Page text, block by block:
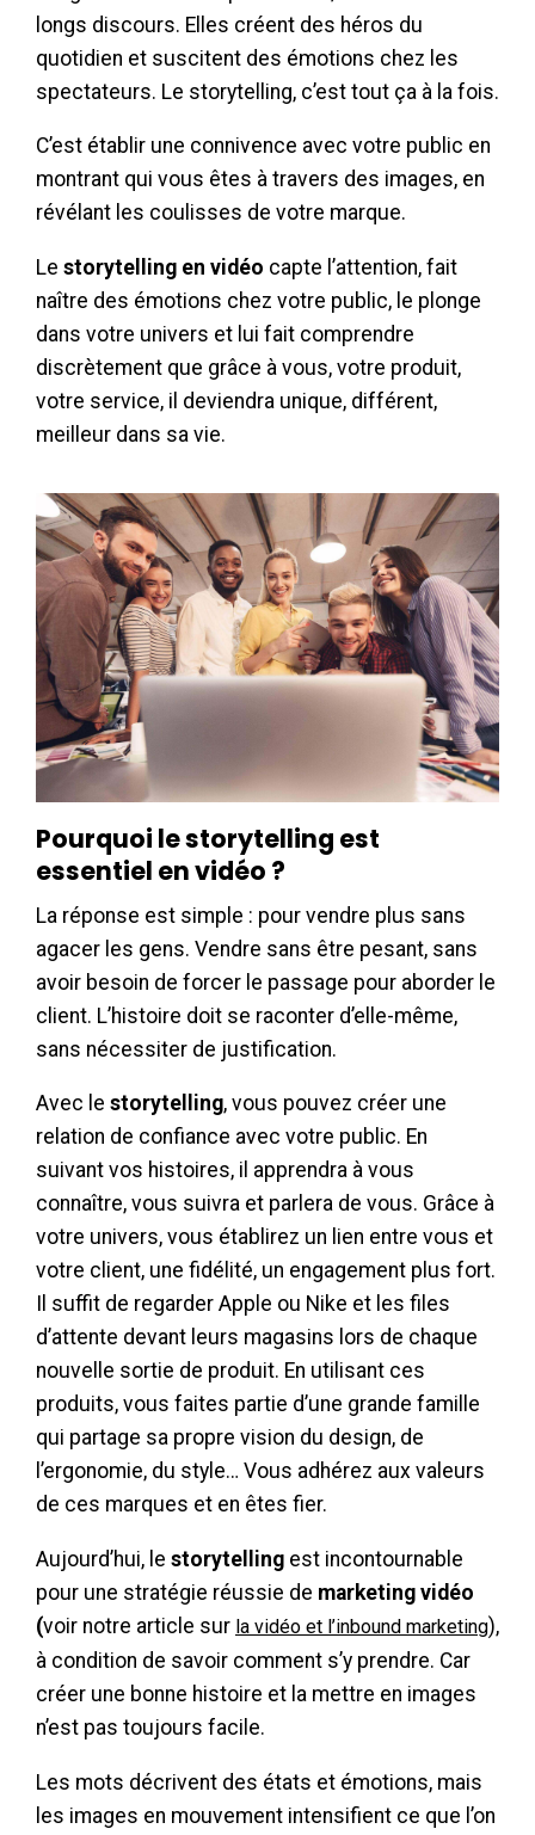
longs discours. Elles créent des héros du
quotidien et suscitent des émotions chez les
spectateurs. Le storytelling, c’est tout ça à la fois.
C’est établir une connivence avec votre public en
montrant qui vous êtes à travers des images, en
révélant les coulisses de votre marque.
Le storytelling en vidéo capte l’attention, fait
naître des émotions chez votre public, le plonge
dans votre univers et lui fait comprendre
discrètement que grâce à vous, votre produit,
votre service, il deviendra unique, différent,
meilleur dans sa vie.
Pourquoi le storytelling est
essentiel en vidéo ?
La réponse est simple : pour vendre plus sans
agacer les gens. Vendre sans être pesant, sans
avoir besoin de forcer le passage pour aborder le
client. L’histoire doit se raconter d’elle-même,
sans nécessiter de justification.
Avec le storytelling, vous pouvez créer une
relation de confiance avec votre public. En
suivant vos histoires, il apprendra à vous
connaître, vous suivra et parlera de vous. Grâce à
votre univers, vous établirez un lien entre vous et
votre client, une fidélité, un engagement plus fort.
Il suffit de regarder Apple ou Nike et les files
d’attente devant leurs magasins lors de chaque
nouvelle sortie de produit. En utilisant ces
produits, vous faites partie d’une grande famille
qui partage sa propre vision du design, de
l’ergonomie, du style… Vous adhérez aux valeurs
de ces marques et en êtes fier.
Aujourd’hui, le storytelling est incontournable
pour une stratégie réussie de marketing vidéo
(voir notre article sur la vidéo et l’inbound marketing),
à condition de savoir comment s’y prendre. Car
créer une bonne histoire et la mettre en images
n’est pas toujours facile.
Les mots décrivent des états et émotions, mais
les images en mouvement intensifient ce que l’on